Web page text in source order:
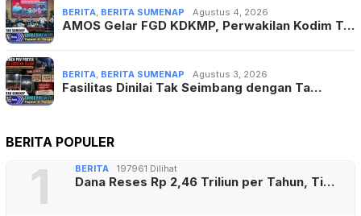
BERITA BERITA SUMENAP Agustus 4, 2026
AMOS Gelar FGD KDKMP, Perwakilan Kodim T…
BERITA BERITA SUMENAP Agustus 3, 2026
Fasilitas Dinilai Tak Seimbang dengan Ta…
BERITA POPULER
1 BERITA 197961 Dilihat
Dana Reses Rp 2,46 Triliun per Tahun, Ti…